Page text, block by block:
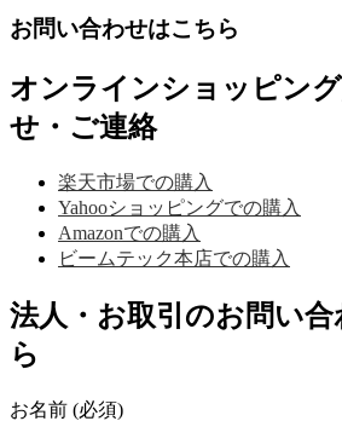
お問い合わせはこちら
オンラインショッピン
せ・ご連絡
楽天市場での購入
Yahooショッピングでの購入
Amazonでの購入
ビームテック本店での購入
法人・お取引のお問い
ら
お名前 (必須)